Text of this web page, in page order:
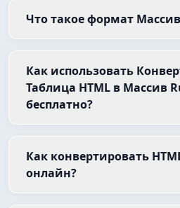
Что такое формат
Как использовать
Таблица HTML в Массив
бесплатно?
Как конвертировать
онлайн?